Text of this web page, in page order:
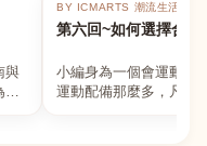
與
了
BY ICMARTS 潮流生活百貨
第六回~如何選擇合適
小編身為一個會運動的
運動配備那麼多，凡舉